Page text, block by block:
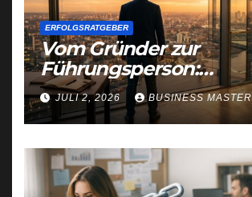
ERFOLGSRATGEBER
Vom Gründer zur
Führungsperson:
Selbstreflexion als
Erfolgsfaktor
JULI 2, 2026 BUSINESS MASTER